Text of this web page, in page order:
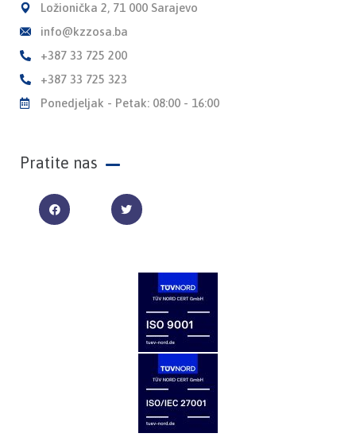
Ložionička 2, 71 000 Sarajevo
info@kzzosa.ba
+387 33 725 200
+387 33 725 323
Ponedjeljak - Petak: 08:00 - 16:00
Pratite nas